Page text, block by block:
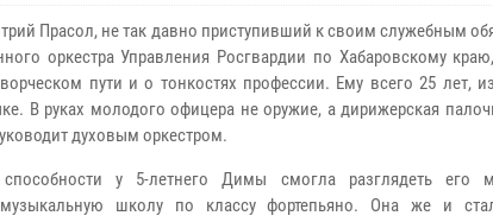
Прасол, не так давно приступивший к своим служебным
оркестра Управления Росгвардии по Хабаровскому
пути и о тонкостях профессии. Ему всего 25 лет,
В руках молодого офицера не оружие, а дирижерская
духовым оркестром.
у 5-летнего Димы смогла разглядеть его
школу по классу фортепьяно. Она же и